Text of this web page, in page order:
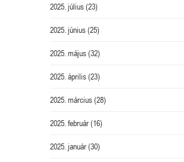
2025. július(23)
2025. június(25)
2025. május(32)
2025. április(23)
2025. március(28)
2025. február(16)
2025. január(30)